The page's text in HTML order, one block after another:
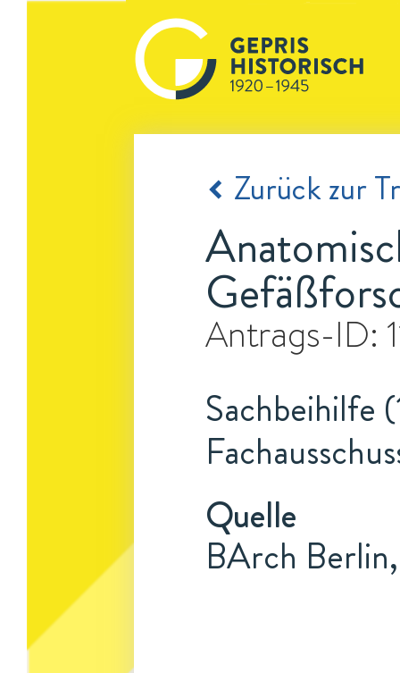
Zurück zur
Antrags-ID:
Sachbeihilfe
Quelle
BArch